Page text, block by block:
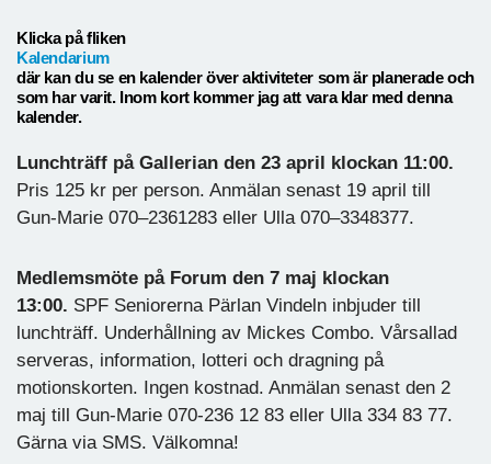
Klicka på fliken
Kalendarium
där kan du se en kalender över aktiviteter som är planerade och
som har varit. Inom kort kommer jag att vara klar med denna
kalender.
Lunchträff på Gallerian den 23 april klockan 11:00.
Pris 125 kr per person. Anmälan senast 19 april till
Gun-Marie 070–2361283 eller Ulla 070–3348377.
Medlemsmöte på Forum den 7 maj klockan
13:00. SPF Seniorerna Pärlan Vindeln inbjuder till
lunchträff. Underhållning av Mickes Combo. Vårsallad
serveras, information, lotteri och dragning på
motionskorten. Ingen kostnad. Anmälan senast den 2
maj till Gun-Marie 070-236 12 83 eller Ulla 334 83 77.
Gärna via SMS. Välkomna!